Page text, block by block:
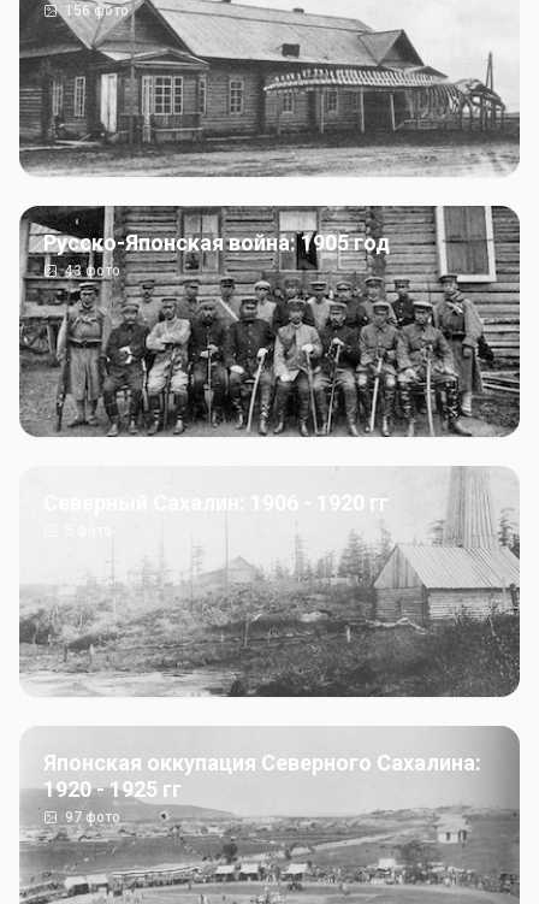
156фото
Русско-Японская война: 1905 год
43фото
Северный Сахалин: 1906 - 1920 гг
Японская оккупация Северного Сахалина:
1920 - 1925 гг
97 фото